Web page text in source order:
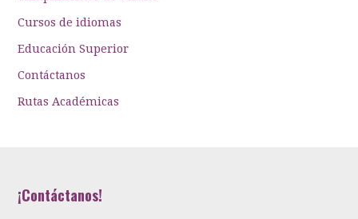
Cursos de idiomas
Educación Superior
Contáctanos
Rutas Académicas
¡Contáctanos!